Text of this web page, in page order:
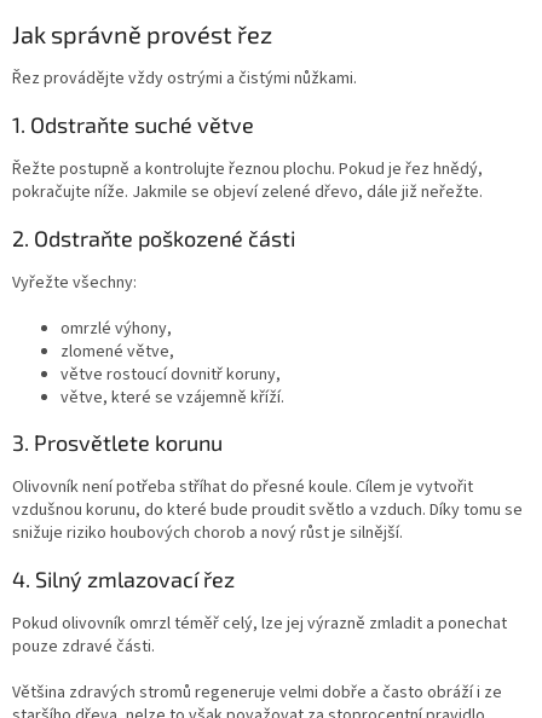
Jak správně provést řez
Řez provádějte vždy ostrými a čistými nůžkami.
1. Odstraňte suché větve
Řežte postupně a kontrolujte řeznou plochu. Pokud je řez hnědý,
pokračujte níže. Jakmile se objeví zelené dřevo, dále již neřežte.
2. Odstraňte poškozené části
Vyřežte všechny:
omrzlé výhony,
zlomené větve,
větve rostoucí dovnitř koruny,
větve, které se vzájemně kříží.
3. Prosvětlete korunu
Olivovník není potřeba stříhat do přesné koule. Cílem je vytvořit
vzdušnou korunu, do které bude proudit světlo a vzduch. Díky tomu se
snižuje riziko houbových chorob a nový růst je silnější.
4. Silný zmlazovací řez
Pokud olivovník omrzl téměř celý, lze jej výrazně zmladit a ponechat
pouze zdravé části.
Většina zdravých stromů regeneruje velmi dobře a často obráží i ze